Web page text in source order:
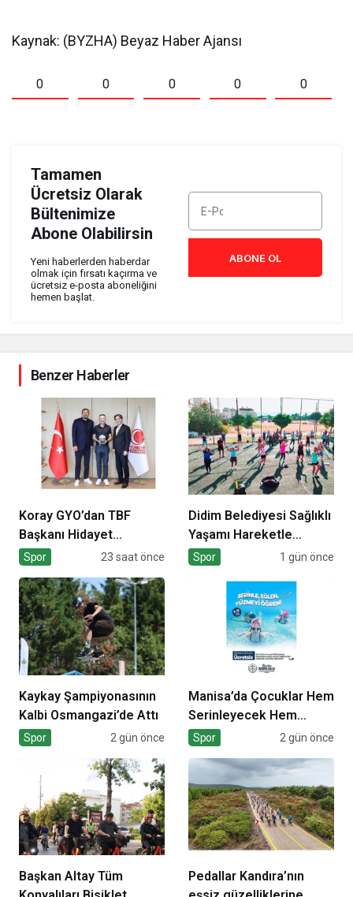
Kaynak: (BYZHA) Beyaz Haber Ajansı
0 0 0 0 0
Tamamen
Ücretsiz Olarak
Bültenimize
Abone Olabilirsin
Yeni haberlerden haberdar
olmak için fırsatı kaçırma ve
ücretsiz e-posta aboneliğini
hemen başlat.
ABONE OL
Benzer Haberler
Koray GYO’dan TBF
Başkanı Hidayet
Türkoğlu’na ziyaret
Spor 23 saat önce
Didim Belediyesi Sağlıklı
Yaşamı Hareketle
Destekliyor
Spor 1 gün önce
Kaykay Şampiyonasının
Kalbi Osmangazi’de Attı
Spor 2 gün önce
Manisa’da Çocuklar Hem
Serinleyecek Hem
Yüzme Öğrenecek
Spor 2 gün önce
Başkan Altay Tüm
Pedallar Kandıra’nın